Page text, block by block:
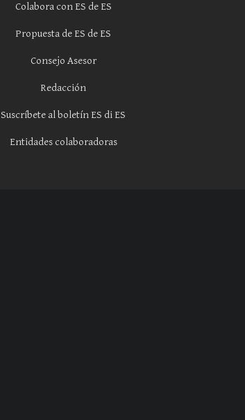
Colabora con ES de ES
Propuesta de ES de ES
Consejo Asesor
Redacción
Suscríbete al boletín ES di ES
Entidades colaboradoras